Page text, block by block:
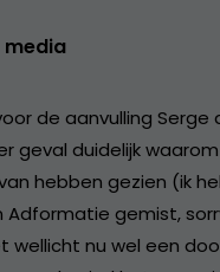
media
de aanvulling
geval duidelijk
hebben gezien (ik
Adformatie gemist,
wellicht nu wel een